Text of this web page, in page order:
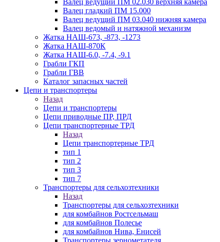
Валец ведущий ПМ 02.030 верхняя камера
Валец гладкий ПМ 15.000
Валец ведущий ПМ 03.040 нижняя камера
Валец ведомый и натяжной механизм
Жатка НАШ-673, -873, -1273
Жатка НАШ-870К
Жатка НАШ-6.0, -7.4, -9.1
Грабли ГКП
Грабли ГВВ
Каталог запасных частей
Цепи и транспортеры
Назад
Цепи и транспортеры
Цепи приводные ПР, ПРД
Цепи транспортерные ТРД
Назад
Цепи транспортерные ТРД
тип 1
тип 2
тип 3
тип 7
Транспортеры для сельхозтехники
Назад
Транспортеры для сельхозтехники
для комбайнов Ростсельмаш
для комбайнов Полесье
для комбайнов Нива, Енисей
Транспортеры зернометателя